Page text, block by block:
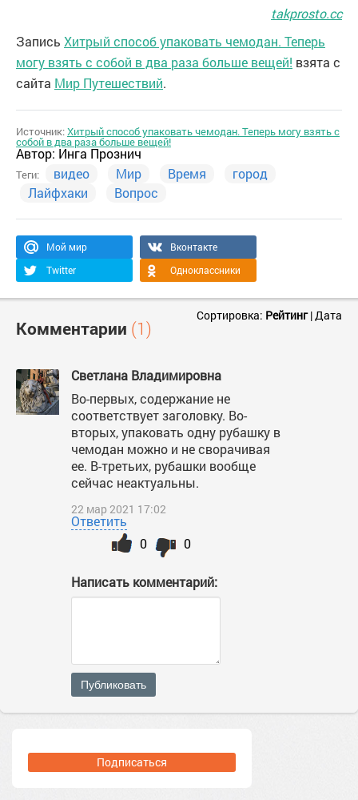
takprosto.cc
Запись Хитрый способ упаковать чемодан. Теперь
могу взять с собой в два раза больше вещей! взята с
сайта Мир Путешествий.
Источник:Хитрый способ упаковать чемодан. Теперь могу взять с
собой в два раза больше вещей!
Автор: Инга Прознич
Теги: видео Мир Время
город
Лайфхаки
Вопрос
Мой мир
Вконтакте
Twitter
Одноклассники
Комментарии (1)
Сортировка: Рейтинг|Дата
Светлана Владимировна
Во-первых, содержание не
соответствует заголовку. Во-
вторых, упаковать одну рубашку в
чемодан можно и не сворачивая
ее. В-третьих, рубашки вообще
сейчас неактуальны.
22 мар 2021 17:02
Ответить
0
0
Написать комментарий:
Публиковать
Подписаться